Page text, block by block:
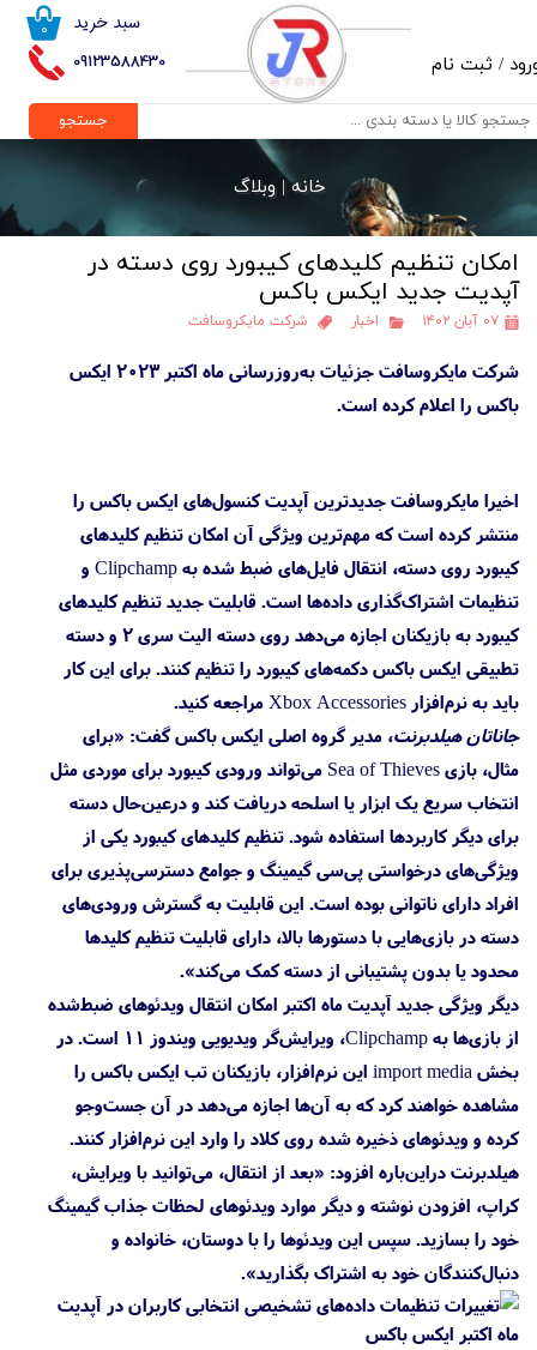
09123588430
۰ سبد خرید
/ ثبت نام
حساب کاربری من
تغییر گذر واژه
خروج از حساب کاربری
جستجو
خانه |وبلاگ
امکان تنظیم کلیدهای کیبورد روی دسته در
آپدیت جدید ایکس باکس
۰۷ آبان ۱۴۰۲ اخبار شرکت مایکروسافت
شرکت مایکروسافت جزئیات به‌روزرسانی ماه اکتبر ۲۰۲۳ ایکس
باکس را اعلام کرده است.
اخیرا مایکروسافت جدیدترین آپدیت کنسول‌های ایکس باکس را
منتشر کرده است که مهم‌ترین ویژگی آن امکان تنظیم کلیدهای
کیبورد روی دسته، انتقال فایل‌های ضبط شده به Clipchamp و
تنظیمات اشتراک‌گذاری داده‌ها است. قابلیت جدید تنظیم کلیدهای
کیبورد به بازیکنان اجازه می‌دهد روی دسته الیت سری ۲ و دسته
تطبیقی ایکس باکس دکمه‌های کیبورد را تنظیم کنند. برای این کار
باید به نرم‌افزار Xbox Accessories مراجعه کنید.
جاناتان هیلدبرنت، مدیر گروه اصلی ایکس باکس گفت: «برای
مثال، بازی Sea of Thieves می‌تواند ورودی کیبورد برای موردی مثل
انتخاب سریع یک ابزار یا اسلحه دریافت کند و درعین‌حال دسته
برای دیگر کاربردها استفاده شود. تنظیم کلیدهای کیبورد یکی از
ویژگی‌های درخواستی پی‌سی گیمینگ و جوامع دسترسی‌پذیری برای
افراد دارای ناتوانی بوده است. این قابلیت به گسترش ورودی‌های
دسته در بازی‌هایی با دستورها بالا، دارای قابلیت‌ تنظیم کلیدها
محدود یا بدون پشتیبانی از دسته کمک می‌کند».
دیگر ویژگی جدید آپدیت ماه اکتبر امکان انتقال ویدئوهای ضبط‌شده
از بازی‌ها به Clipchamp، ویرایش‌گر ویدیویی ویندوز 11 است. در
بخش import media این نرم‌افزار، بازیکنان تب ایکس باکس را
مشاهده خواهند کرد که به آن‌ها اجازه می‌دهد در آن جست‌وجو
کرده و ویدئوهای ذخیره شده روی کلاد را وارد این نرم‌افزار کنند.
هیلدبرنت دراین‌باره افزود: «بعد از انتقال، می‌توانید با ویرایش،
کراپ، افزودن نوشته و دیگر موارد ویدئوهای لحظات جذاب گیمینگ
خود را بسازید. سپس این ویدئوها را با دوستان، خانواده و
دنبال‌کنندگان خود به اشتراک بگذارید».